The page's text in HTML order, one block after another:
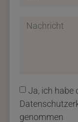
Ja, ich habe
genommen